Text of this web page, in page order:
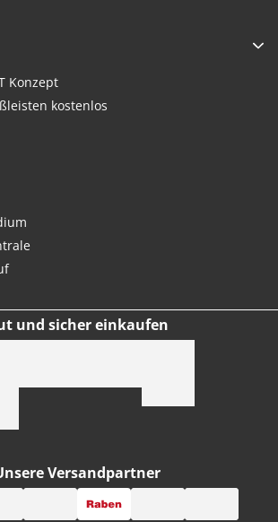
Konzept
kostenlos
und sicher einkaufen
Versandpartner